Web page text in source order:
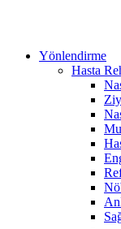
Yönlendirme
Hasta